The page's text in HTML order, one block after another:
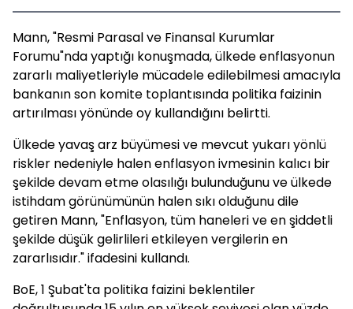
Mann, "Resmi Parasal ve Finansal Kurumlar
Forumu"nda yaptığı konuşmada, ülkede enflasyonun
zararlı maliyetleriyle mücadele edilebilmesi amacıyla
bankanın son komite toplantısında politika faizinin
artırılması yönünde oy kullandığını belirtti.
Ülkede yavaş arz büyümesi ve mevcut yukarı yönlü
riskler nedeniyle halen enflasyon ivmesinin kalıcı bir
şekilde devam etme olasılığı bulunduğunu ve ülkede
istihdam görünümünün halen sıkı olduğunu dile
getiren Mann, "Enflasyon, tüm haneleri ve en şiddetli
şekilde düşük gelirlileri etkileyen vergilerin en
zararlısıdır." ifadesini kullandı.
BoE, 1 Şubat'ta politika faizini beklentiler